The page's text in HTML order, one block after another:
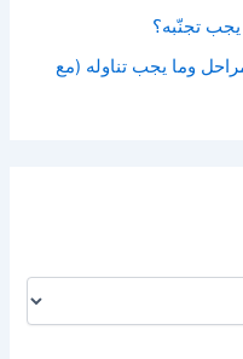
يجب تجنّبه؟
وما يجب تناوله (مع